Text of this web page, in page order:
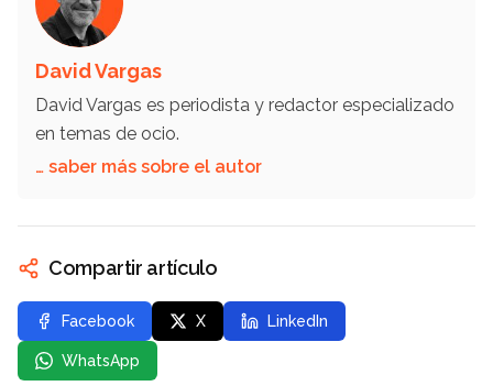
David Vargas
David Vargas es periodista y redactor especializado
en temas de ocio.
… saber más sobre el autor
Compartir artículo
Facebook X LinkedIn
WhatsApp